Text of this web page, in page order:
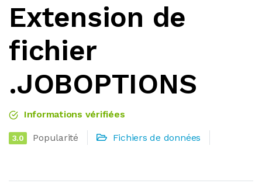
Extension de
fichier
.JOBOPTIONS
Informations vérifiées
3.0 Popularité Fichiers de données